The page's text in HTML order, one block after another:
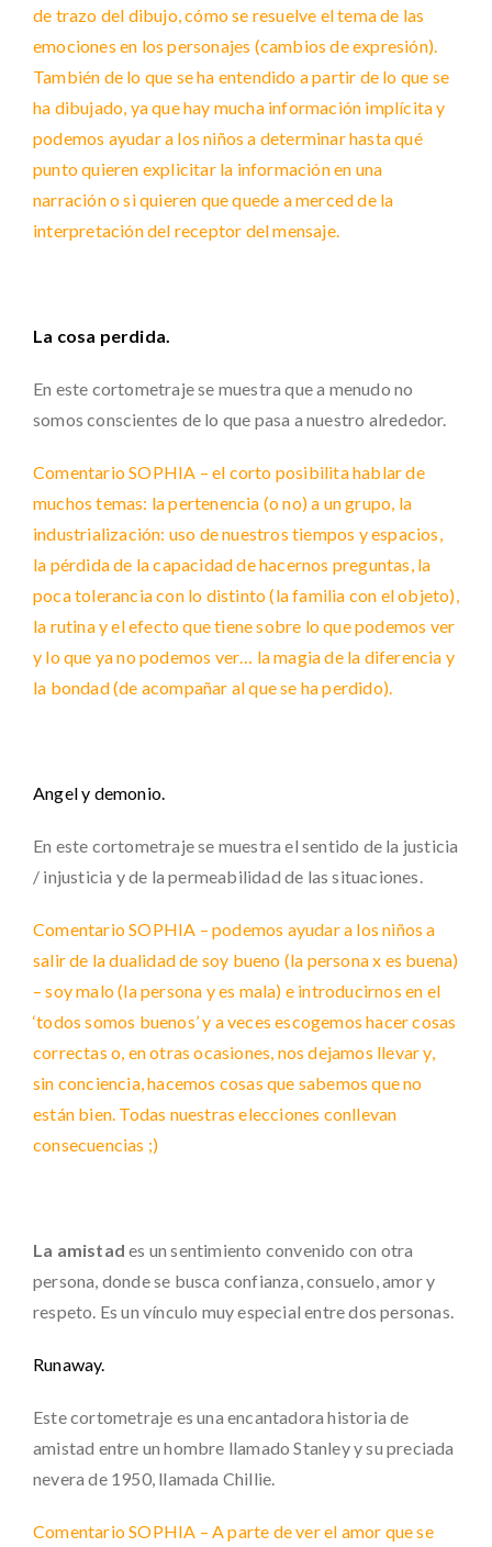
de trazo del dibujo, cómo se resuelve el tema de las
emociones en los personajes (cambios de expresión).
También de lo que se ha entendido a partir de lo que se
ha dibujado, ya que hay mucha información implícita y
podemos ayudar a los niños a determinar hasta qué
punto quieren explicitar la información en una
narración o si quieren que quede a merced de la
interpretación del receptor del mensaje.
La cosa perdida.
En este cortometraje se muestra que a menudo no
somos conscientes de lo que pasa a nuestro alrededor.
Comentario SOPHIA – el corto posibilita hablar de
muchos temas: la pertenencia (o no) a un grupo, la
industrialización: uso de nuestros tiempos y espacios,
la pérdida de la capacidad de hacernos preguntas, la
poca tolerancia con lo distinto (la familia con el objeto),
la rutina y el efecto que tiene sobre lo que podemos ver
y lo que ya no podemos ver… la magia de la diferencia y
la bondad (de acompañar al que se ha perdido).
Angel y demonio.
En este cortometraje se muestra el sentido de la justicia
/ injusticia y de la permeabilidad de las situaciones.
Comentario SOPHIA – podemos ayudar a los niños a
salir de la dualidad de soy bueno (la persona x es buena)
– soy malo (la persona y es mala) e introducirnos en el
‘todos somos buenos’ y a veces escogemos hacer cosas
correctas o, en otras ocasiones, nos dejamos llevar y,
sin conciencia, hacemos cosas que sabemos que no
están bien. Todas nuestras elecciones conllevan
consecuencias ;)
La amistad es un sentimiento convenido con otra
persona, donde se busca confianza, consuelo, amor y
respeto. Es un vínculo muy especial entre dos personas.
Runaway.
Este cortometraje es una encantadora historia de
amistad entre un hombre llamado Stanley y su preciada
nevera de 1950, llamada Chillie.
Comentario SOPHIA – A parte de ver el amor que se